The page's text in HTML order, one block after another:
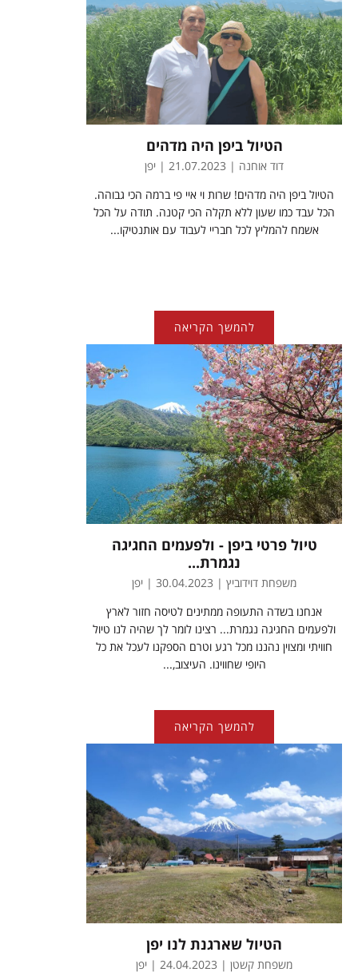
הטיול ביפן היה מדהים
דוד אוחנה | 21.07.2023 | יפן
הטיול ביפן היה מדהים! שרות וי איי פי ברמה הכי גבוהה.
הכל עבד כמו שעון ללא תקלה הכי קטנה. תודה על הכל
אשמח להמליץ לכל חבריי לעבוד עם אותנטיקו...
להמשך הקריאה
טיול פרטי ביפן - ולפעמים החגיגה
נגמרת...
משפחת דוידוביץ | 30.04.2023 | יפן
אנחנו בשדה התעופה ממתינים לטיסה חזור לארץ
ולפעמים החגיגה נגמרת... רצינו לומר לך שהיה לנו טיול
חוויתי ומצוין נהננו מכל רגע וטרם הספקנו לעכל את כל
היופי שחווינו. העיצוב,...
להמשך הקריאה
הטיול שארגנת לנו יפן
משפחת קשטן | 24.04.2023 | יפן